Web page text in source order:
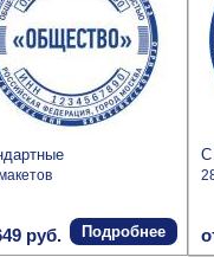
руб. Подробнее
С